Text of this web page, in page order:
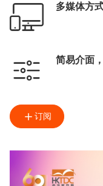
多媒体方
简易介面
订阅